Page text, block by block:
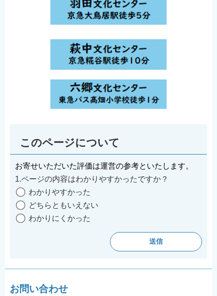
このページについて
お寄せいただいた評価は運営の参考といたします。
1.ページの内容はわかりやすかったですか？
わかりやすかった
どちらともいえない
わかりにくかった
お問い合わせ